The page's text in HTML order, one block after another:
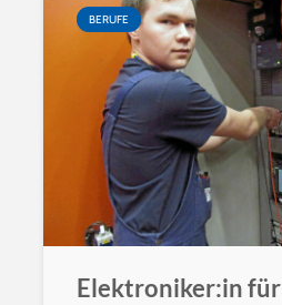
BERUFE
Elektroniker:in für